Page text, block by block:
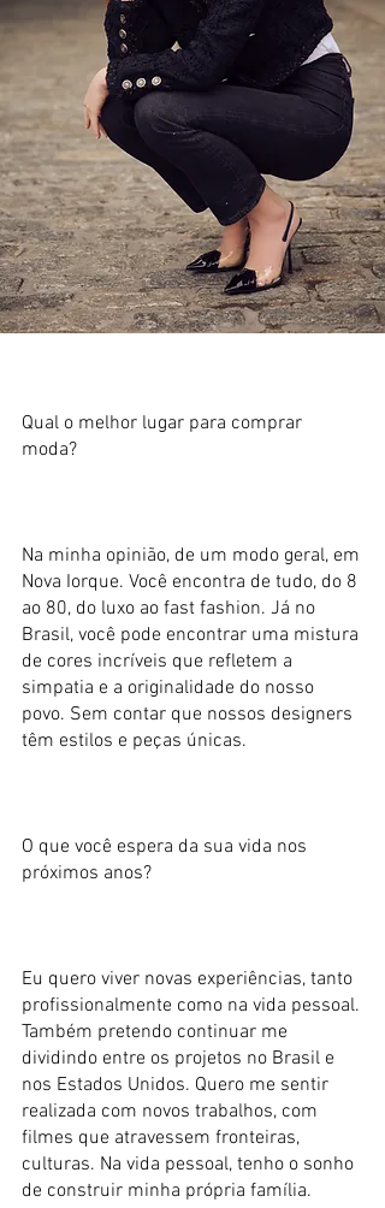
Qual o melhor lugar para comprar
moda?
Na minha opinião, de um modo geral, em
Nova Iorque. Você encontra de tudo, do 8
ao 80, do luxo ao fast fashion. Já no
Brasil, você pode encontrar uma mistura
de cores incríveis que refletem a
simpatia e a originalidade do nosso
povo. Sem contar que nossos designers
têm estilos e peças únicas.
O que você espera da sua vida nos
próximos anos?
Eu quero viver novas experiências, tanto
profissionalmente como na vida pessoal.
Também pretendo continuar me
dividindo entre os projetos no Brasil e
nos Estados Unidos. Quero me sentir
realizada com novos trabalhos, com
filmes que atravessem fronteiras,
culturas. Na vida pessoal, tenho o sonho
de construir minha própria família.